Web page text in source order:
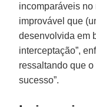
incomparáveis ​​no
improvável que
desenvolvida em
interceptação”,
ressaltando que o
sucesso”.